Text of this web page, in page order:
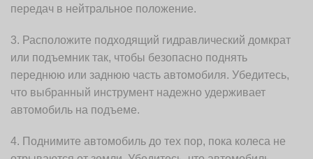
передач в нейтральное положение.
3. Расположите подходящий гидравлический домкрат
или подъемник так, чтобы безопасно поднять
переднюю или заднюю часть автомобиля. Убедитесь,
что выбранный инструмент надежно удерживает
автомобиль на подъеме.
4. Поднимите автомобиль до тех пор, пока колеса не